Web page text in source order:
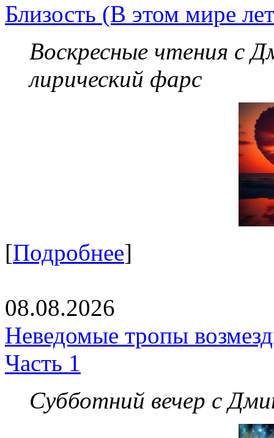
Близость (В этом мире
Воскресные чтения с
лирический фарс
[Подробнее]
08.08.2026
Неведомые тропы
Часть 1
Субботний вечер с